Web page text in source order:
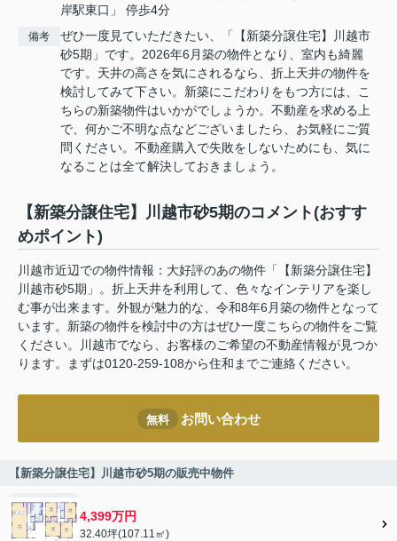
岸駅東口」 停歩4分
備考
ぜひ一度見ていただきたい、「【新築分譲住宅】川越市
砂5期」です。2026年6月築の物件となり、室内も綺麗
です。天井の高さを気にされるなら、折上天井の物件を
検討してみて下さい。新築にこだわりをもつ方には、こ
ちらの新築物件はいかがでしょうか。不動産を求める上
で、何かご不明な点などございましたら、お気軽にご質
問ください。不動産購入で失敗をしないためにも、気に
なることは全て解決しておきましょう。
【新築分譲住宅】川越市砂5期のコメント(おすす
めポイント)
川越市近辺での物件情報：大好評のあの物件「【新築分譲住宅】
川越市砂5期」。折上天井を利用して、色々なインテリアを楽し
む事が出来ます。外観が魅力的な、令和8年6月築の物件となって
います。新築の物件を検討中の方はぜひ一度こちらの物件をご覧
ください。川越市でなら、お客様のご希望の不動産情報が見つか
ります。まずは0120-259-108から住和までご連絡ください。
無料 お問い合わせ
【新築分譲住宅】川越市砂5期の販売中物件
4,399万円
32.40坪(107.11㎡)